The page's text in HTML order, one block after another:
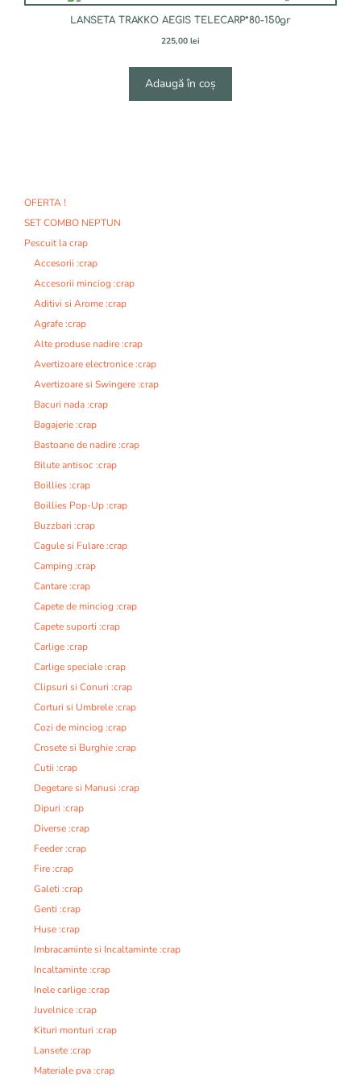
LANSETA TRAKKO AEGIS TELECARP*80-150gr
225,00 lei
Adaugă în coș
OFERTA !
SET COMBO NEPTUN
Pescuit la crap
Accesorii :crap
Accesorii minciog :crap
Aditivi si Arome :crap
Agrafe :crap
Alte produse nadire :crap
Avertizoare electronice :crap
Avertizoare si Swingere :crap
Bacuri nada :crap
Bagajerie :crap
Bastoane de nadire :crap
Bilute antisoc :crap
Boillies :crap
Boillies Pop-Up :crap
Buzzbari :crap
Cagule si Fulare :crap
Camping :crap
Cantare :crap
Capete de minciog :crap
Capete suporti :crap
Carlige :crap
Carlige speciale :crap
Clipsuri si Conuri :crap
Corturi si Umbrele :crap
Cozi de minciog :crap
Crosete si Burghie :crap
Cutii :crap
Degetare si Manusi :crap
Dipuri :crap
Diverse :crap
Feeder :crap
Fire :crap
Galeti :crap
Genti :crap
Huse :crap
Imbracaminte si Incaltaminte :crap
Incaltaminte :crap
Inele carlige :crap
Juvelnice :crap
Kituri monturi :crap
Lansete :crap
Materiale pva :crap